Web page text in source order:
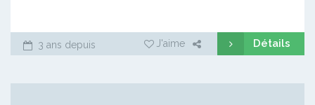
3 ans depuis J'aime Détails